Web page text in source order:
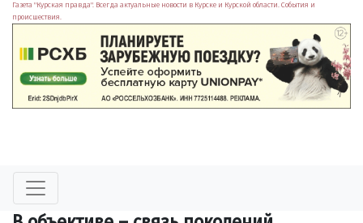
Газета "Курская правда". Всегда актуальные новости в Курске и Курской области. События и
происшествия.